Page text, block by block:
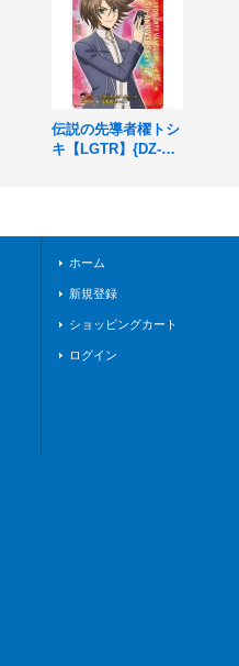
伝説の先導者櫂トシ
キ【LGTR】{DZ-SS
ホーム
新規登録
ショッピングカート
ログイン